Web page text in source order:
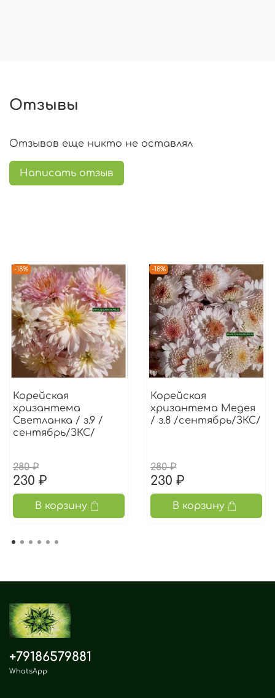
Отзывы
Отзывов еще никто не оставлял
Написать отзыв
-18%
Корейская
хризантема
Светланка / з.9 /
сентябрь/ЗКС/
280 ₽
230 ₽
В корзину
-18%
Корейская
хризантема Медея
/ з.8 /сентябрь/ЗКС/
280 ₽
230 ₽
В корзину
+79186579881
WhatsApp